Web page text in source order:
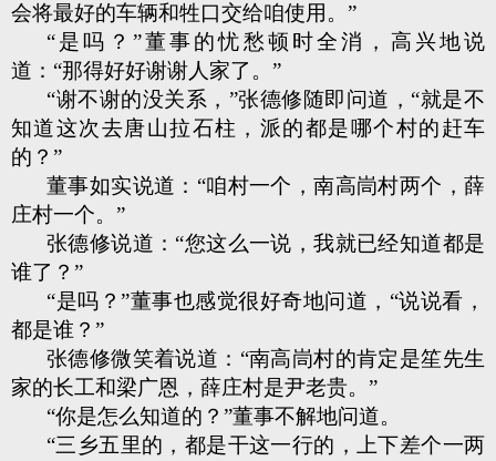
会将最好的车辆和牲口交给咱使用。”
“是吗？”董事的忧愁顿时全消，高兴地说
道：“那得好好谢谢人家了。”
“谢不谢的没关系，”张德修随即问道，“就是不
知道这次去唐山拉石柱，派的都是哪个村的赶车
的？”
董事如实说道：“咱村一个，南高峝村两个，薛
庄村一个。”
张德修说道：“您这么一说，我就已经知道都是
谁了？”
“是吗？”董事也感觉很好奇地问道，“说说看，
都是谁？”
张德修微笑着说道：“南高峝村的肯定是笙先生
家的长工和梁广恩，薛庄村是尹老贵。”
“你是怎么知道的？”董事不解地问道。
“三乡五里的，都是干这一行的，上下差个一两